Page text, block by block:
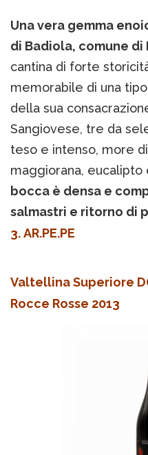
Una vera gemma
di Badiola, comune di
cantina di forte
memorabile di una
della sua
Sangiovese, tre da
teso e intenso, more
maggiorana, eucalipto
bocca è densa e
salmastri e ritorno di
3. AR.PE.PE
Valtellina Superiore
Rocce Rosse 2013